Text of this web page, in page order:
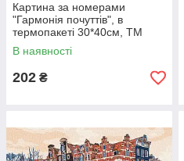
Картина за номерами
"Гармонія почуттів", в
термопакеті 30*40см, ТМ
Ідейка, Україна
В наявності
202 ₴